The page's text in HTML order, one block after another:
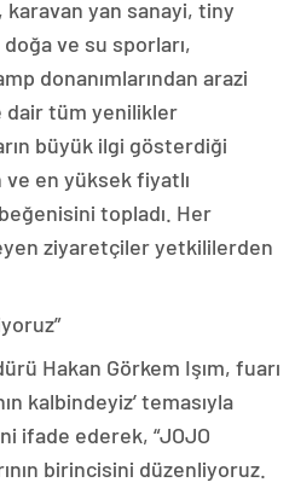
yan sanayi, tiny
ve su sporları,
donanımlarından arazi
dair tüm yenilikler
büyük ilgi gösterdiği
en yüksek fiyatlı
topladı. Her
ziyaretçiler yetkililerden
Hakan Görkem Işım, fuarı
kalbindeyiz’ temasıyla
ifade ederek, “JOJO
birincisini düzenliyoruz.